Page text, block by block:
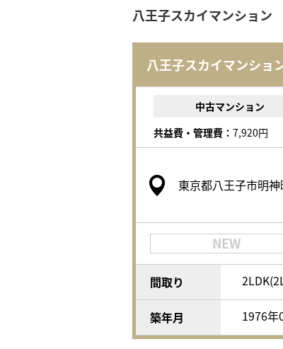
八王子スカイマンショ
八王子スカイマンシ
中古マンション
共益費・管理費： 7,920円
東京都八王子市明
NEW
間取り
築年月 1976年